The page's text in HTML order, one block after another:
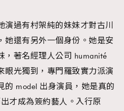
過有村架純的妹妹才對古川
她還有另外一個身份。她是安
，著名經理人公司 humanité
眼光獨到，專門羅致實力派演
的 model 出身演員，她是真的
才成為簽約藝人。入行原